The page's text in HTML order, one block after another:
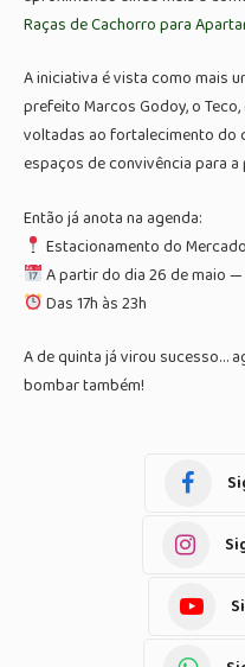
Raças de Cachorro para
A iniciativa é vista como mais
prefeito Marcos Godoy, o
voltadas ao fortalecimento do
espaços de convivência para a
Então já anota na agenda:
Estacionamento do
A partir do dia 26 de maio
Das 17h às 23h
A de quinta já virou sucesso…
bombar também!